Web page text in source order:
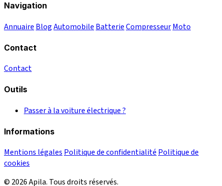
Navigation
Annuaire BlogAutomobile BatterieCompresseurMoto
Contact
Contact
Outils
Passer à la voiture électrique ?
Informations
Mentions légales Politique de confidentialité Politique de
cookies
© 2026 Apila. Tous droits réservés.